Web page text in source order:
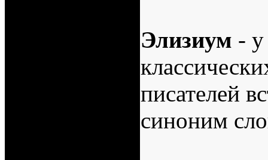
Элизиум -
писателей
синоним